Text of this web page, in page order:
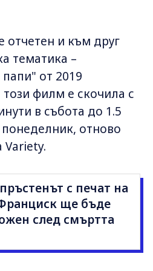
отчетен и към друг
тематика –
от 2019
този филм е скочила с
в събота до 1.5
отново
Variety.
с печат на
ще бъде
след смъртта